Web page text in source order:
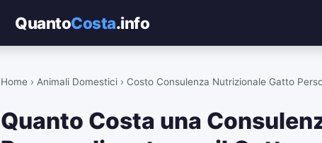
QuantoCosta.info
Home › Animali Domestici › Costo Consulenza Nutrizionale Gatto
Quanto Costa una